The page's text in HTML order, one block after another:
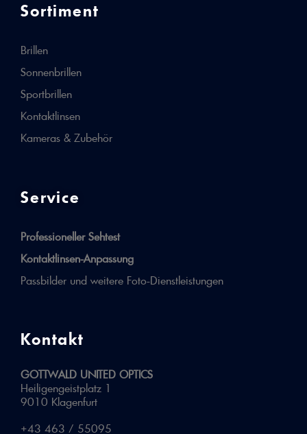
Sortiment
Brillen
Sonnenbrillen
Sportbrillen
Kontaktlinsen
Kameras & Zubehör
Service
Professioneller Sehtest
Kontaktlinsen-Anpassung
Passbilder und weitere Foto-Dienstleistungen
Kontakt
GOTTWALD UNITED OPTICS
Heiligengeistplatz 1
9010 Klagenfurt
+43 463 / 55095